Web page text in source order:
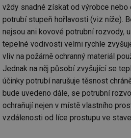
vždy snadné získat od výrobce
potrubí stupeň hořlavosti (viz níže).
nejsou ani kovové potrubní rozvody,
tepelné vodivosti velmi rychle
vliv na požárně ochranný materiál
Jednak na něj působí zvyšující se
účinky potrubí narušuje těsnost
bude uvedeno dále, se potrubní
ochraňují nejen v místě vlastního
vzdálenosti od líce prostupu ve